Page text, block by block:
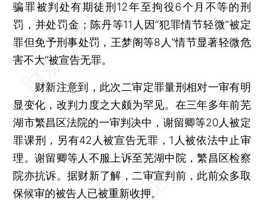
骗罪被判处有期徒刑12年至拘役6个月不等的刑
罚，并处罚金；陈丹等11人因“犯罪情节轻微”被定
罪但免予刑事处罚，王梦阁等8人“情节显著轻微危
害不大”被宣告无罪。
财新注意到，此次二审定罪量刑相对一审有明
显变化，改判力度之大颇为罕见。在三年多年前芜
湖市繁昌区法院的一审判决中，谢留卿等20人被定
罪课刑，另有42人被宣告无罪，1人被依法中止审
理。谢留卿等人不服上诉至芜湖中院，繁昌区检察
院亦抗诉。据财新了解，二审宣判前，此前众多取
保候审的被告人已被重新收押。